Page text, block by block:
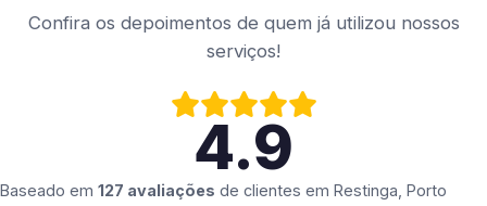
Confira os depoimentos de quem já utilizou nossos
serviços!
4.9
Baseado em 127 avaliações de clientes em Restinga, Porto